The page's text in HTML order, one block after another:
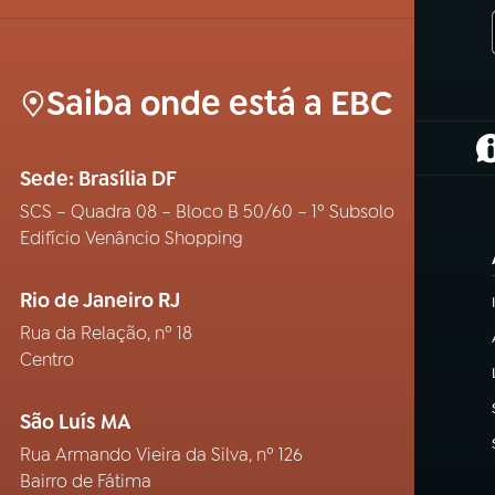
Saiba onde está a EBC
Sede: Brasília DF
SCS – Quadra 08 – Bloco B 50/60 – 1º Subsolo
Edifício Venâncio Shopping
Rio de Janeiro RJ
Rua da Relação, nº 18
Centro
São Luís MA
Rua Armando Vieira da Silva, nº 126
Bairro de Fátima